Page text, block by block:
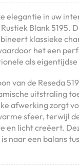
elegantie in uw
Blank 5195.
klassieke
het een
als
van de Reseda
uitstraling
afwerking zorgt
sfeer, terwijl
en licht creëert.
naar een balans